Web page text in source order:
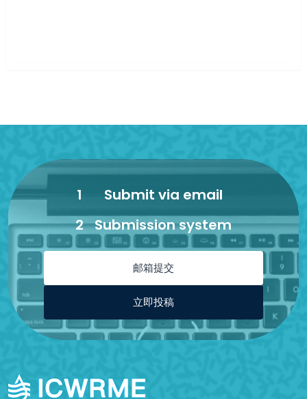
1
Submit via email
2 Submission system
邮箱提交
立即投稿